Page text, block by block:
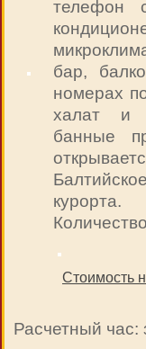
телефон
бар,
номерах
халат и
банные
курорта.
Стоимость
Расчетный час: